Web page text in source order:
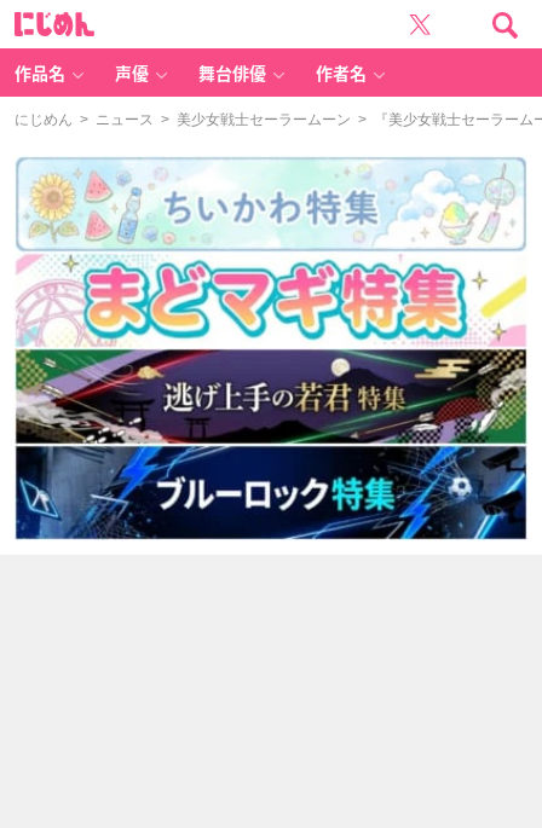
作品名 声優 舞台俳優 作者名
にじめん > ニュース > 美少女戦士セーラームーン > 『美少女戦士セーラーム